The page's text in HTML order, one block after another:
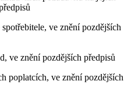
ve znění pozdějších
ve znění pozdějších předpisů
poplatcích, ve znění pozdějších